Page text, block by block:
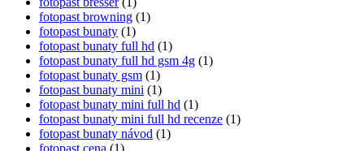
fotopast browning (1)
fotopast bunaty (1)
fotopast bunaty full hd (1)
fotopast bunaty full hd gsm 4g (1)
fotopast bunaty gsm (1)
fotopast bunaty mini (1)
fotopast bunaty mini full hd (1)
fotopast bunaty mini full hd recenze (1)
fotopast bunaty návod (1)